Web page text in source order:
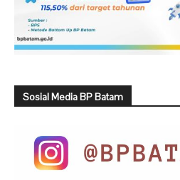
Sosial Media BP Batam